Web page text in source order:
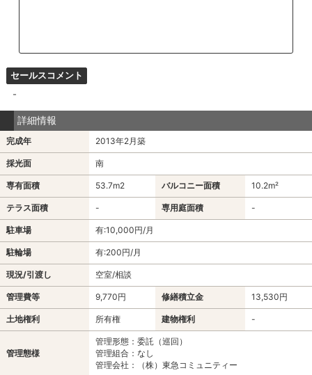
セールスコメント
-
詳細情報
完成年 2013年2月築
採光面 南
専有面積 53.7m2 バルコニー面積 10.2m²
テラス面積 - 専用庭面積 -
駐車場 有:10,000円/月
駐輪場 有:200円/月
現況/引渡し 空室/相談
管理費等 9,770円 修繕積立金 13,530円
土地権利 所有権 建物権利 -
管理態様
管理形態：委託（巡回）
管理組合：なし
管理会社：（株）東急コミュニティー